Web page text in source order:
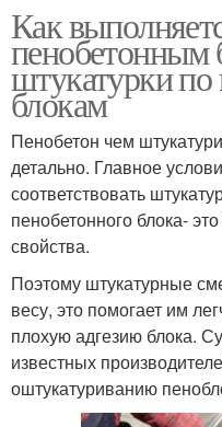
Как
пенобетонным
штукатурки
блокам
Пенобетон чем
детально. Главное
соответствовать
пенобетонного блока-
свойства.
Поэтому штукатурные
весу, это помогает им
плохую адгезию блока.
известных
оштукатуриванию